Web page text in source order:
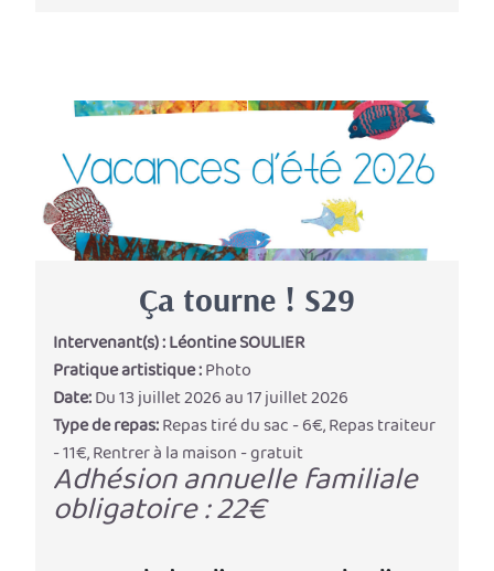
Ça tourne ! S29
Intervenant(s) :Léontine SOULIER
Pratique artistique :Photo
Date:Du 13 juillet 2026 au 17 juillet 2026
Type de repas:Repas tiré du sac - 6€, Repas traiteur
- 11€, Rentrer à la maison - gratuit
Adhésion annuelle familiale
obligatoire : 22€